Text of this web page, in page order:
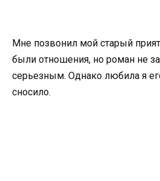
Мне позвонил мой старый
были отношения, но роман не
серьезным. Однако любила я
сносило.